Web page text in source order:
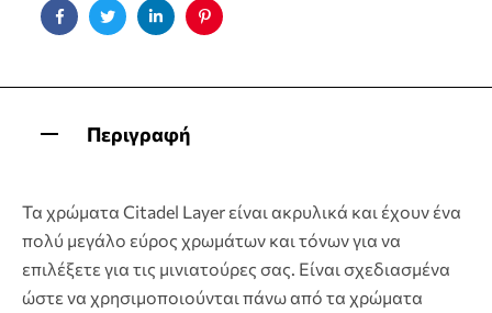
FacebookTwitterLinkedinPinterest
Περιγραφή
Τα χρώματα Citadel Layer είναι ακρυλικά και έχουν ένα
πολύ μεγάλο εύρος χρωμάτων και τόνων για να
επιλέξετε για τις μινιατούρες σας. Είναι σχεδιασμένα
ώστε να χρησιμοποιούνται πάνω από τα χρώματα